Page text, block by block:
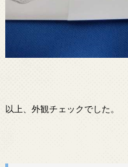
以上、外観チェックでした。